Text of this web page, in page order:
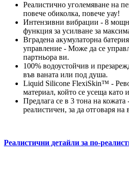
Реалистично уголемяване на
повече обиколка, повече уау!
Интензивни вибрации - 8
функция за усилване за
Вградена акумулаторна
управление - Може да се
партньора ви.
100% водоустойчив и
във ваната или под душа.
Liquid Silicone FlexiSkin™ -
материал, който се усеща като
Предлага се в 3 тона на
реалистичен, за да отговаря
Реалистични детайли за по-